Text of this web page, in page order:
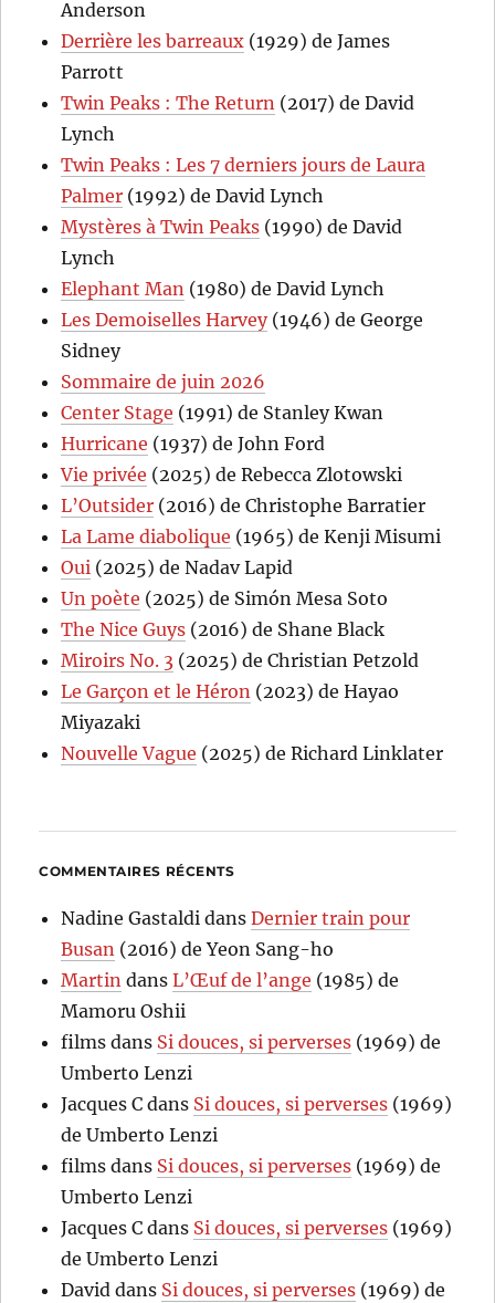
Anderson
Derrière les barreaux (1929) de James
Parrott
Twin Peaks : The Return (2017) de David
Lynch
Twin Peaks : Les 7 derniers jours de Laura
Palmer (1992) de David Lynch
Mystères à Twin Peaks (1990) de David
Lynch
Elephant Man (1980) de David Lynch
Les Demoiselles Harvey(1946) de George
Sidney
Sommaire de juin 2026
Center Stage (1991) de Stanley Kwan
Hurricane (1937) de John Ford
Vie privée (2025) de Rebecca Zlotowski
L’Outsider (2016) de Christophe Barratier
La Lame diabolique (1965) de Kenji Misumi
Oui (2025) de Nadav Lapid
Un poète (2025) de Simón Mesa Soto
The Nice Guys (2016) de Shane Black
Miroirs No. 3 (2025) de Christian Petzold
Le Garçon et le Héron (2023) de Hayao
Miyazaki
Nouvelle Vague (2025) de Richard Linklater
COMMENTAIRES RÉCENTS
Nadine Gastaldi dansDernier train pour
Busan (2016) de Yeon Sang-ho
Martin dansL’Œuf de l’ange (1985) de
Mamoru Oshii
films dans Si douces, si perverses (1969) de
Umberto Lenzi
Jacques C dans Si douces, si perverses (1969)
de Umberto Lenzi
films dans Si douces, si perverses (1969) de
Umberto Lenzi
Jacques C dans Si douces, si perverses (1969)
de Umberto Lenzi
David dans Si douces, si perverses (1969) de